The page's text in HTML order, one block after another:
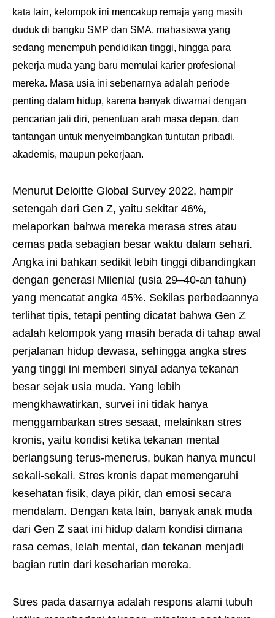
kata lain, kelompok ini mencakup remaja yang masih
duduk di bangku SMP dan SMA, mahasiswa yang
sedang menempuh pendidikan tinggi, hingga para
pekerja muda yang baru memulai karier profesional
mereka. Masa usia ini sebenarnya adalah periode
penting dalam hidup, karena banyak diwarnai dengan
pencarian jati diri, penentuan arah masa depan, dan
tantangan untuk menyeimbangkan tuntutan pribadi,
akademis, maupun pekerjaan.
Menurut Deloitte Global Survey 2022, hampir
setengah dari Gen Z, yaitu sekitar 46%,
melaporkan bahwa mereka merasa stres atau
cemas pada sebagian besar waktu dalam sehari.
Angka ini bahkan sedikit lebih tinggi dibandingkan
dengan generasi Milenial (usia 29–40-an tahun)
yang mencatat angka 45%. Sekilas perbedaannya
terlihat tipis, tetapi penting dicatat bahwa Gen Z
adalah kelompok yang masih berada di tahap awal
perjalanan hidup dewasa, sehingga angka stres
yang tinggi ini memberi sinyal adanya tekanan
besar sejak usia muda. Yang lebih
mengkhawatirkan, survei ini tidak hanya
menggambarkan stres sesaat, melainkan stres
kronis, yaitu kondisi ketika tekanan mental
berlangsung terus-menerus, bukan hanya muncul
sekali-sekali. Stres kronis dapat memengaruhi
kesehatan fisik, daya pikir, dan emosi secara
mendalam. Dengan kata lain, banyak anak muda
dari Gen Z saat ini hidup dalam kondisi dimana
rasa cemas, lelah mental, dan tekanan menjadi
bagian rutin dari keseharian mereka.
Stres pada dasarnya adalah respons alami tubuh